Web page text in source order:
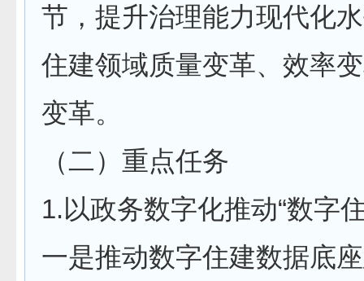
节，提升治理能力现代化
住建领域质量变革、效率
变革。
（二）重点任务
1.以政务数字化推动“数字
一是推动数字住建数据底